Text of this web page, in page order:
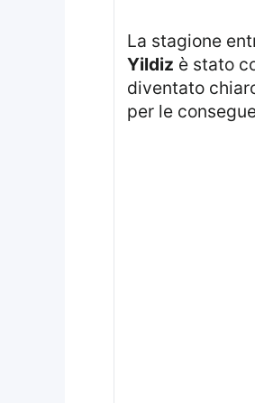
La stagione
Yildiz è stato
diventato
per le